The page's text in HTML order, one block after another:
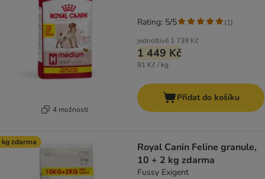
4 možností
jednotlivě 1 739 Kč
1 449 Kč
81 Kč / kg
Rating: 5/5 (1)
Přidat do košíku
kg zdarma
Royal Canin Feline granule,
10 + 2 kg zdarma
Fussy Exigent